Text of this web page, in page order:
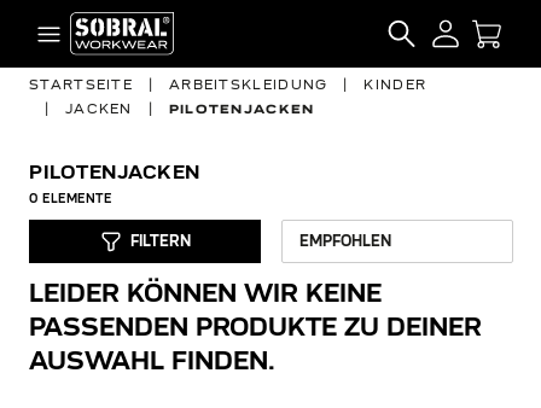
Zum Inhalt springen
SEARCH
STARTSEITE ARBEITSKLEIDUNG
KINDER
JACKEN PILOTENJACKEN
PILOTENJACKEN
0 ELEMENTE
FILTERN
LEIDER KÖNNEN WIR KEINE
PASSENDEN PRODUKTE ZU DEINER
AUSWAHL FINDEN.